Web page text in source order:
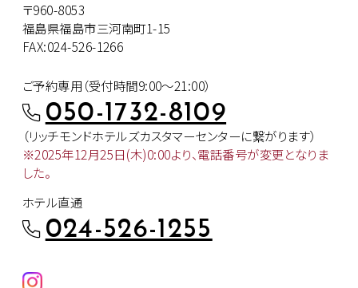
〒960-8053
福島県福島市三河南町1-15
FAX:024-526-1266
ご予約専用（受付時間9:00～21:00）
050-1732-8109
（リッチモンドホテルズカスタマーセンターに繋がります）
※2025年12月25日(木)0:00より、電話番号が変更となりま
した。
ホテル直通
024-526-1255